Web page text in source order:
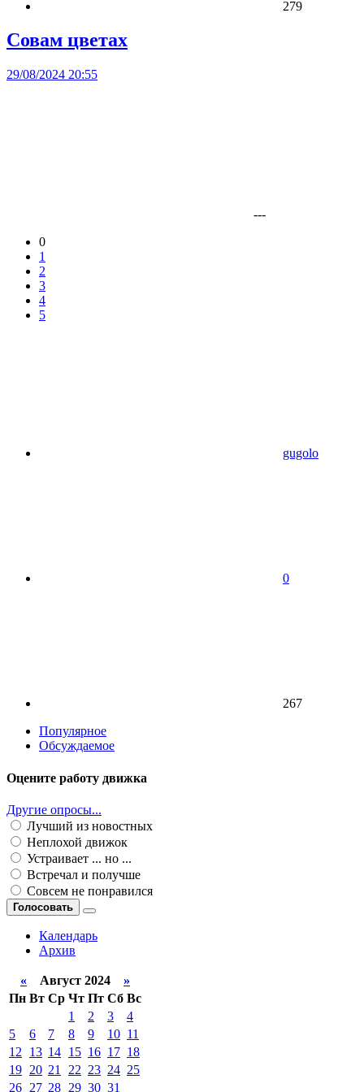
279
Совам цветах
29/08/2024 20:55
---
0
1
2
3
4
5
gugolo
0
267
Популярное
Обсуждаемое
Оцените работу движка
Другие опросы...
Лучший из новостных
Неплохой движок
Устраивает ... но ...
Встречал и получше
Совсем не понравился
Голосовать
Календарь
Архив
« Август 2024 »
Пн Вт Ср Чт Пт Сб Вс
1
2 3
4
5
6 7 8 9 10 11
12
13 14 15 16 17 18
19 20 21 22 23 24 25
26 27 28 29 30 31